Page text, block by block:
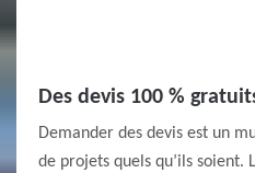
Des devis 100 %
Demander des devis est un
de projets quels qu’ils soient.